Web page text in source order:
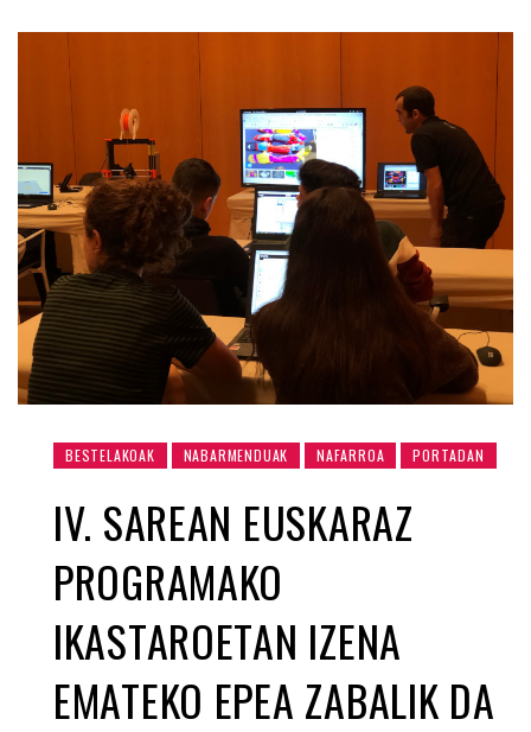
BESTELAKOAK NABARMENDUAK NAFARROA PORTADAN
IV. SAREAN EUSKARAZ
PROGRAMAKO
IKASTAROETAN IZENA
EMATEKO EPEA ZABALIK DA